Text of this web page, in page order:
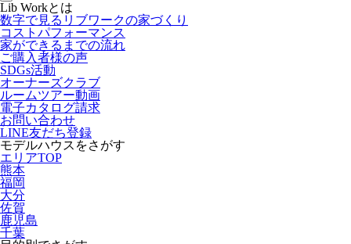
Lib Workとは
数字で見るリブワークの家づくり
コストパフォーマンス
家ができるまでの流れ
ご購入者様の声
SDGs活動
オーナーズクラブ
ルームツアー動画
電子カタログ請求
お問い合わせ
LINE友だち登録
モデルハウスをさがす
エリアTOP
熊本
福岡
大分
佐賀
鹿児島
千葉